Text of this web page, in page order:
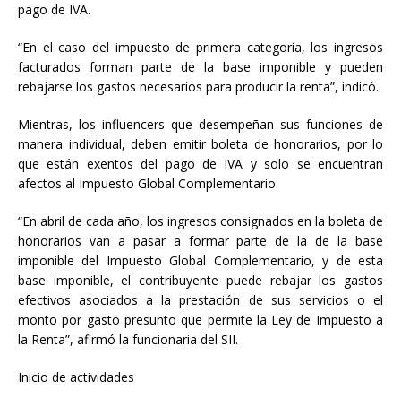
pago de IVA.
“En el caso del impuesto de primera categoría, los ingresos
facturados forman parte de la base imponible y pueden
rebajarse los gastos necesarios para producir la renta”, indicó.
Mientras, los influencers que desempeñan sus funciones de
manera individual, deben emitir boleta de honorarios, por lo
que están exentos del pago de IVA y solo se encuentran
afectos al Impuesto Global Complementario.
“En abril de cada año, los ingresos consignados en la boleta de
honorarios van a pasar a formar parte de la de la base
imponible del Impuesto Global Complementario, y de esta
base imponible, el contribuyente puede rebajar los gastos
efectivos asociados a la prestación de sus servicios o el
monto por gasto presunto que permite la Ley de Impuesto a
la Renta”, afirmó la funcionaria del SII.
Inicio de actividades